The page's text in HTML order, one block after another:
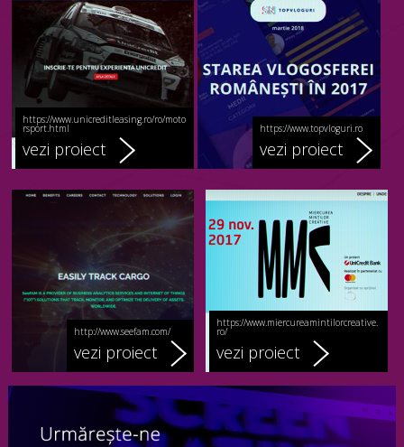
https://www.unicreditleasing.ro/ro/moto
rsport.html
vezi proiect
https://www.topvloguri.ro
vezi proiect
http://www.seefam.com/
vezi proiect
https://www.miercureamintilorcreative.
ro/
vezi proiect